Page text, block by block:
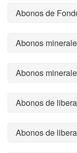
Abonos de
Abonos
Abonos
Abonos de
Abonos de